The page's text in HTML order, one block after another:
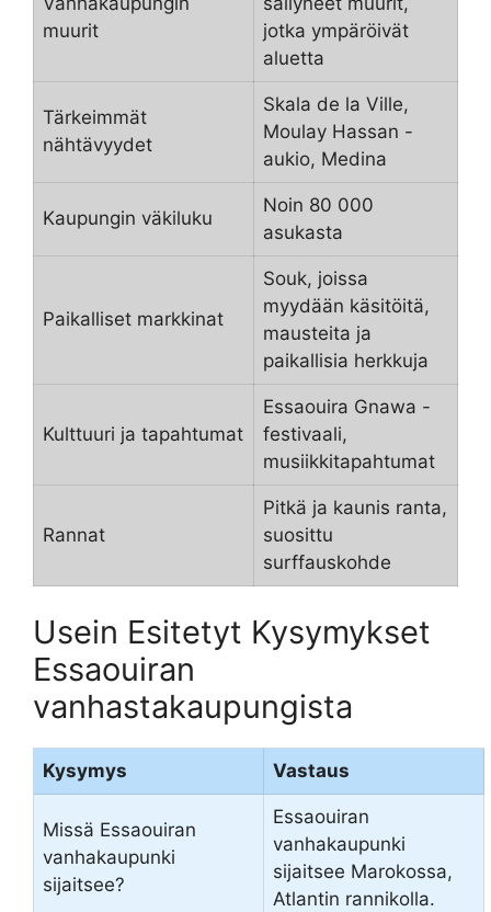
muurit
jotka ympäröivät
aluetta
Tärkeimmät
nähtävyydet
Skala de la Ville,
Moulay Hassan -
aukio, Medina
Kaupungin väkiluku
Noin 80 000
asukasta
Paikalliset markkinat
Souk, joissa
myydään käsitöitä,
mausteita ja
paikallisia herkkuja
Kulttuuri ja tapahtumat
Essaouira Gnawa -
festivaali,
musiikkitapahtumat
Rannat
Pitkä ja kaunis ranta,
suosittu
surffauskohde
Usein Esitetyt Kysymykset
Essaouiran
vanhastakaupungista
Kysymys Vastaus
Missä Essaouiran
vanhakaupunki
sijaitsee?
Essaouiran
vanhakaupunki
sijaitsee Marokossa,
Atlantin rannikolla.